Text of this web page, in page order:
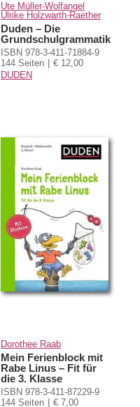
Ute Müller-Wolfangel
Ulrike Holzwarth-Raether
Duden – Die
Grundschulgrammatik
ISBN 978-3-411-71884-9
144 Seiten
€ 12,00
DUDEN
Dorothee Raab
Mein Ferienblock mit
Rabe Linus – Fit für
die 3. Klasse
ISBN 978-3-411-87229-9
144 Seiten
€ 7,00